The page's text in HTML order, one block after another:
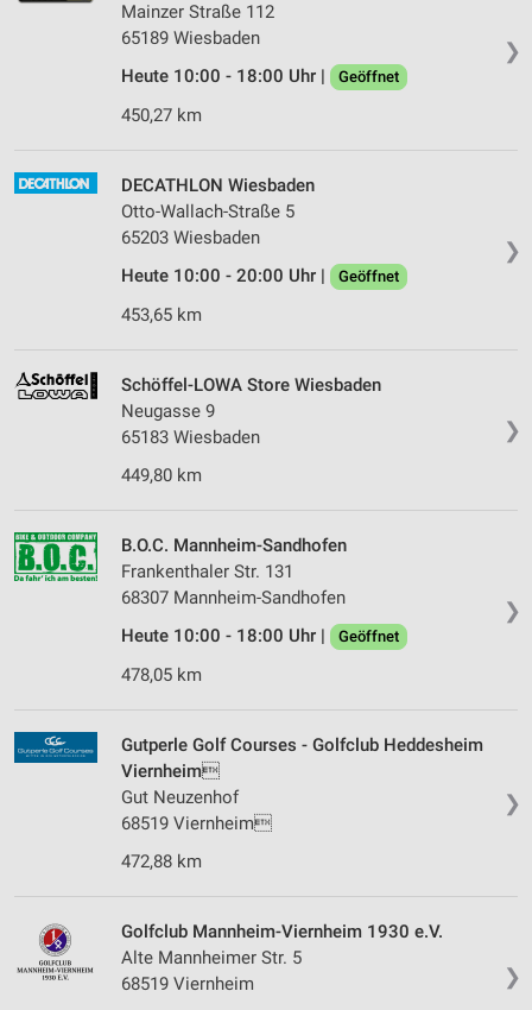
❯
Mainzer Straße 112
65189 Wiesbaden
Heute 10:00 - 18:00 Uhr |
Geöffnet
450,27 km
❯
DECATHLON Wiesbaden
Otto-Wallach-Straße 5
65203 Wiesbaden
Heute 10:00 - 20:00 Uhr |
Geöffnet
453,65 km
❯
Schöffel-LOWA Store Wiesbaden
Neugasse 9
65183 Wiesbaden
449,80 km
❯
B.O.C. Mannheim-Sandhofen
Frankenthaler Str. 131
68307 Mannheim-Sandhofen
Heute 10:00 - 18:00 Uhr |
Geöffnet
478,05 km
❯
Gutperle Golf Courses - Golfclub Heddesheim
Viernheim
Gut Neuzenhof
68519 Viernheim
472,88 km
❯
Golfclub Mannheim-Viernheim 1930 e.V.
Alte Mannheimer Str. 5
68519 Viernheim